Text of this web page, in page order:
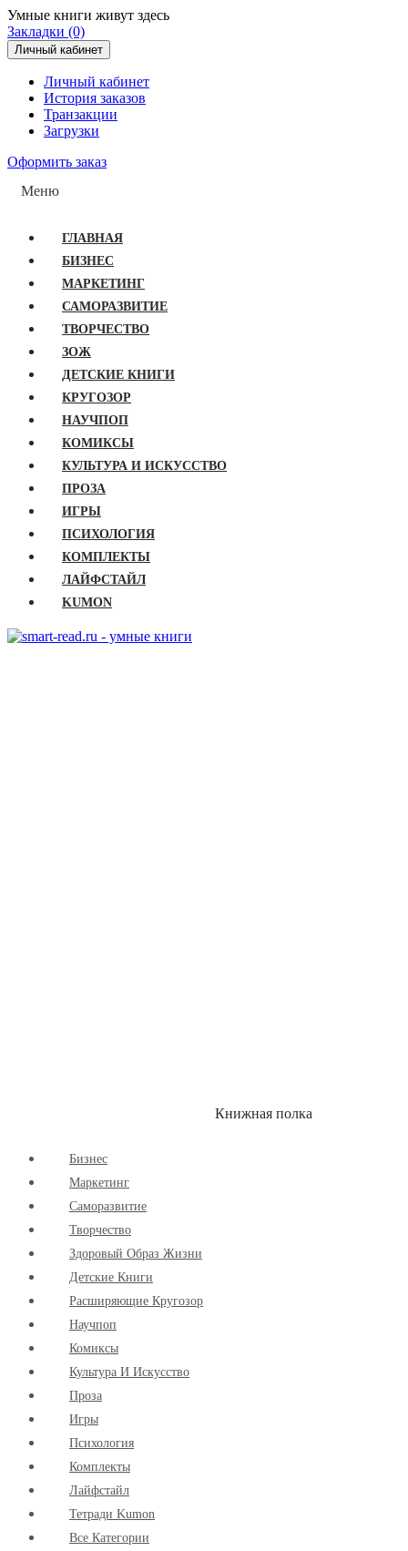
Умные книги живут здесь
Закладки (0)
Личный кабинет
Личный кабинет
История заказов
Транзакции
Загрузки
Оформить заказ
Меню
ГЛАВНАЯ
БИЗНЕС
МАРКЕТИНГ
САМОРАЗВИТИЕ
ТВОРЧЕСТВО
ЗОЖ
ДЕТСКИЕ КНИГИ
КРУГОЗОР
НАУЧПОП
КОМИКСЫ
КУЛЬТУРА И ИСКУССТВО
ПРОЗА
ИГРЫ
ПСИХОЛОГИЯ
КОМПЛЕКТЫ
ЛАЙФСТАЙЛ
KUMON
Книжная полка
Бизнес
Маркетинг
Cаморазвитие
Творчество
Здоровый Образ Жизни
Детские Книги
Расширяющие Кругозор
Научпоп
Комиксы
Культура И Искусство
Проза
Игры
Психология
Комплекты
Лайфстайл
Тетради Kumon
Все Категории